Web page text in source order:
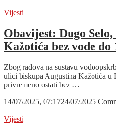
Vijesti
Obavijest: Dugo
Kažotića bez vode do
Zbog radova na sustavu
ulici biskupa Augustina Kažotića u
privremeno ostati bez …
14/07/2025, 07:1724/07/2025
Vijesti